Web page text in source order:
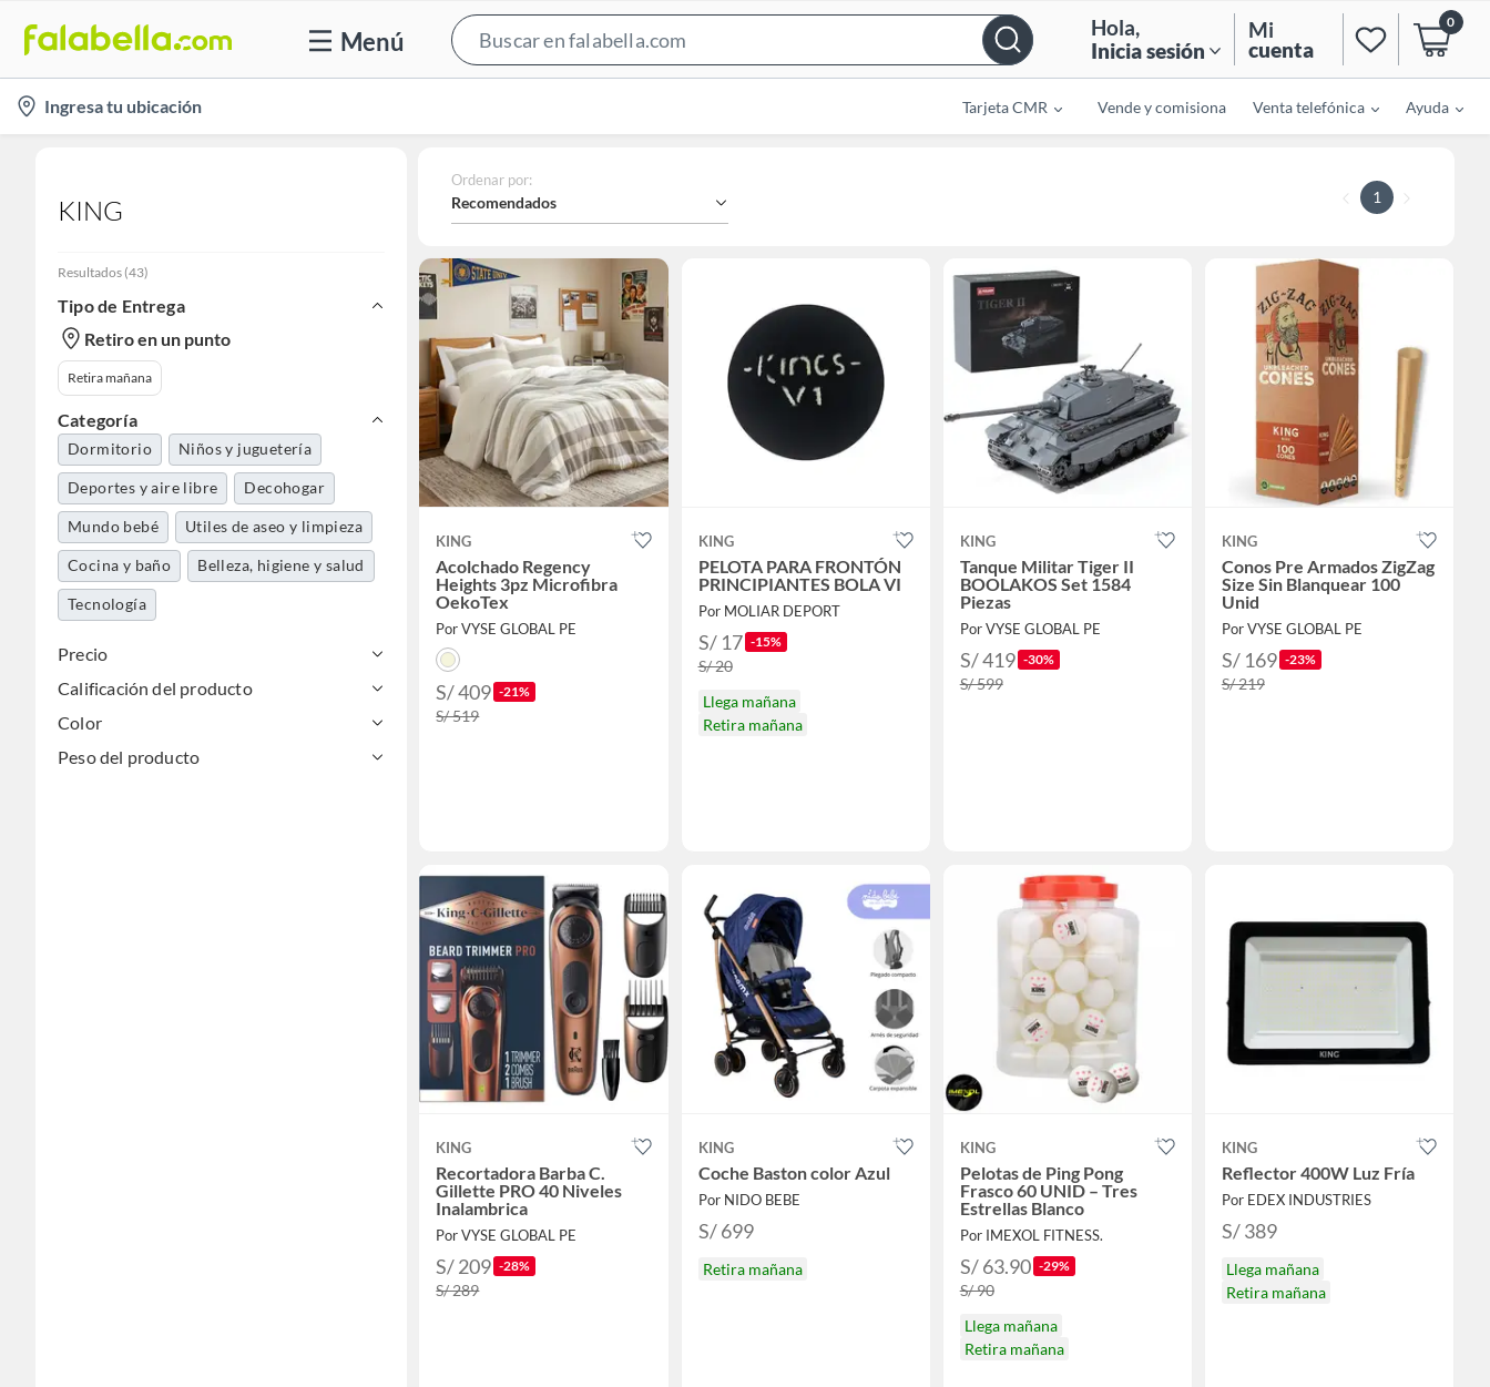
Menú
Bar
Hola,
Inicia sesión
Mi
cuenta
0
location-
icon
Ingresa tu ubicación Tarjeta CMR Vende y comisiona Venta telefónica Ayuda
KING
Resultados (43)
Tipo de Entrega
Retiro en un punto
Retira mañana
Categoría
Dormitorio Niños y juguetería
Deportes y aire libre Decohogar
Mundo bebé Utiles de aseo y limpieza
Cocina y baño Belleza, higiene y salud
Tecnología
Precio
Calificación del producto
Color
Peso del producto
Ordenar por:
Recomendados 1
KING
Acolchado Regency
Heights 3pz Microfibra
OekoTex
Por VYSE GLOBAL PE
S/ 409 -21%
S/ 519
KING
PELOTA PARA FRONTÓN
PRINCIPIANTES BOLA VI
Por MOLIAR DEPORT
S/ 17 -15%
S/ 20
Llega mañana
Retira mañana
KING
Tanque Militar Tiger II
BOOLAKOS Set 1584
Piezas
Por VYSE GLOBAL PE
S/ 419 -30%
S/ 599
KING
Conos Pre Armados ZigZag
Size Sin Blanquear 100
Unid
Por VYSE GLOBAL PE
S/ 169 -23%
S/ 219
KING
Recortadora Barba C.
Gillette PRO 40 Niveles
Inalambrica
Por VYSE GLOBAL PE
S/ 209 -28%
S/ 289
KING
Coche Baston color Azul
Por NIDO BEBE
S/ 699
Retira mañana
KING
Pelotas de Ping Pong
Frasco 60 UNID – Tres
Estrellas Blanco
Por IMEXOL FITNESS.
S/ 63.90 -29%
S/ 90
Llega mañana
Retira mañana
KING
Reflector 400W Luz Fría
Por EDEX INDUSTRIES
S/ 389
Llega mañana
Retira mañana